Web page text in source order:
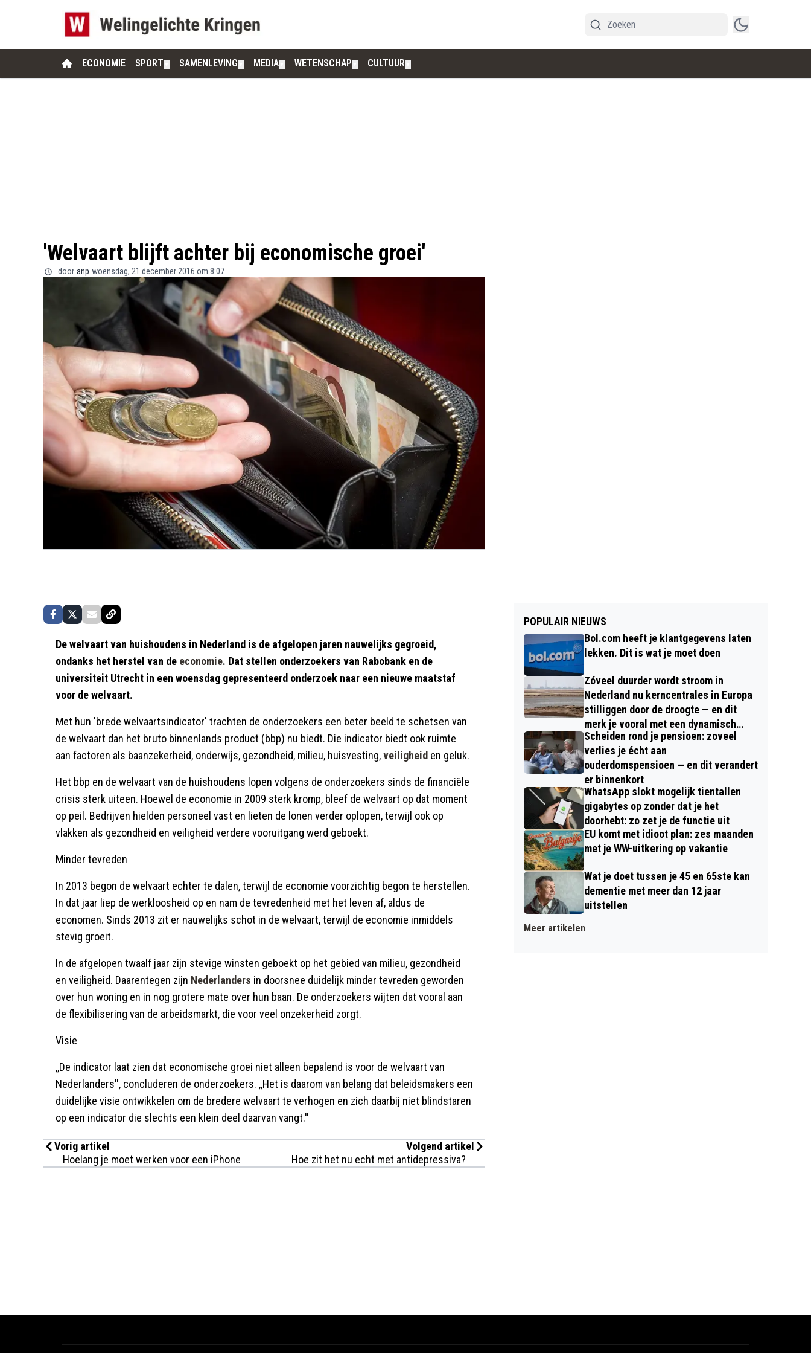
ECONOMIE SPORT SAMENLEVING MEDIA WETENSCHAP CULTUUR
'Welvaart blijft achter bij economische groei'
door anp woensdag, 21 december 2016 om 8:07
De welvaart van huishoudens in Nederland is de afgelopen jaren nauwelijks gegroeid,
ondanks het herstel van de economie. Dat stellen onderzoekers van Rabobank en de
universiteit Utrecht in een woensdag gepresenteerd onderzoek naar een nieuwe maatstaf
voor de welvaart.
Met hun 'brede welvaartsindicator' trachten de onderzoekers een beter beeld te schetsen van
de welvaart dan het bruto binnenlands product (bbp) nu biedt. Die indicator biedt ook ruimte
aan factoren als baanzekerheid, onderwijs, gezondheid, milieu, huisvesting,veiligheid en geluk.
Het bbp en de welvaart van de huishoudens lopen volgens de onderzoekers sinds de financiële
crisis sterk uiteen. Hoewel de economie in 2009 sterk kromp, bleef de welvaart op dat moment
op peil. Bedrijven hielden personeel vast en lieten de lonen verder oplopen, terwijl ook op
vlakken als gezondheid en veiligheid verdere vooruitgang werd geboekt.
Minder tevreden
In 2013 begon de welvaart echter te dalen, terwijl de economie voorzichtig begon te herstellen.
In dat jaar liep de werkloosheid op en nam de tevredenheid met het leven af, aldus de
economen. Sinds 2013 zit er nauwelijks schot in de welvaart, terwijl de economie inmiddels
stevig groeit.
In de afgelopen twaalf jaar zijn stevige winsten geboekt op het gebied van milieu, gezondheid
en veiligheid. Daarentegen zijn Nederlanders in doorsnee duidelijk minder tevreden geworden
over hun woning en in nog grotere mate over hun baan. De onderzoekers wijten dat vooral aan
de flexibilisering van de arbeidsmarkt, die voor veel onzekerheid zorgt.
Visie
,,De indicator laat zien dat economische groei niet alleen bepalend is voor de welvaart van
Nederlanders'', concluderen de onderzoekers. ,,Het is daarom van belang dat beleidsmakers een
duidelijke visie ontwikkelen om de bredere welvaart te verhogen en zich daarbij niet blindstaren
op een indicator die slechts een klein deel daarvan vangt.''
Vorig artikel
Hoelang je moet werken voor een iPhone
Volgend artikel
Hoe zit het nu echt met antidepressiva?
POPULAIR NIEUWS
Bol.com heeft je klantgegevens laten
lekken. Dit is wat je moet doen
Zóveel duurder wordt stroom in
Nederland nu kerncentrales in Europa
stilliggen door de droogte — en dit
merk je vooral met een dynamisch
contract
Scheiden rond je pensioen: zoveel
verlies je écht aan
ouderdomspensioen — en dit verandert
er binnenkort
WhatsApp slokt mogelijk tientallen
gigabytes op zonder dat je het
doorhebt: zo zet je de functie uit
EU komt met idioot plan: zes maanden
met je WW-uitkering op vakantie
Wat je doet tussen je 45 en 65ste kan
dementie met meer dan 12 jaar
uitstellen
Meer artikelen